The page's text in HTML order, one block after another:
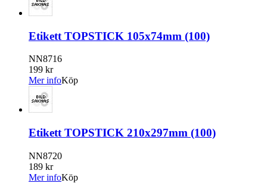
Etikett TOPSTICK 105x74mm (100)
NN8716
199 kr
Mer infoKöp
Etikett TOPSTICK 210x297mm (100)
NN8720
189 kr
Mer infoKöp